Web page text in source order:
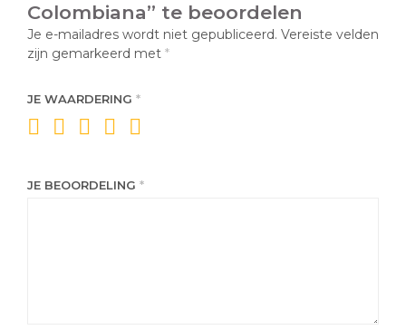
Colombiana” te beoordelen
Je e-mailadres wordt niet gepubliceerd. Vereiste velden
zijn gemarkeerd met *
JE WAARDERING *
JE BEOORDELING *